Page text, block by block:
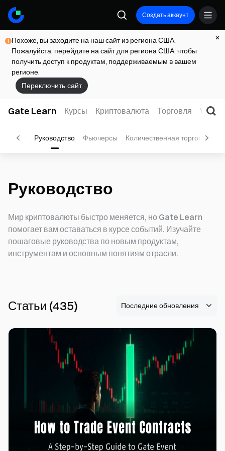
Создать аккаунт
Похоже, вы заходите на наш сайт из региона США.
Пожалуйста, перейдите на сайт для региона США, чтобы
получить доступ к продуктам, поддерживаемым в вашем
регионе.
Переключить сайт
Gate Learn Курсы Криптовалюта Торговля Web3
Руководство Фьючерсы Количественная торговля
Руководство
Мир криптовалюты быстро меняется, но Gate Learn
помогает вам оставаться в курсе событий. Изучайте
пошаговые руководства по новым продуктам,
инструментам и основным понятиям отрасли.
Статьи (435)